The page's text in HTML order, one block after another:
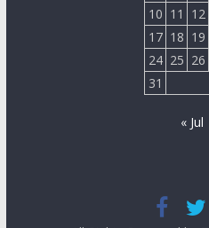
10 11 12
17 18 19
24 25 26
31
« Jul